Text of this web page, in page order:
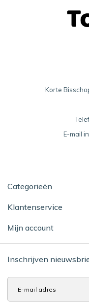
Korte
E-mail
Categorieën
Klantenservice
Mijn account
Inschrijven